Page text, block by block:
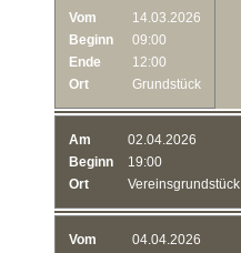
Vom
14.03.2026
Beginn
09:00
Ende
12:00
Ort
Grundstück
Am
02.04.2026
Beginn
19:00
Ort
Vereinsgrundstück
Vom
04.04.2026